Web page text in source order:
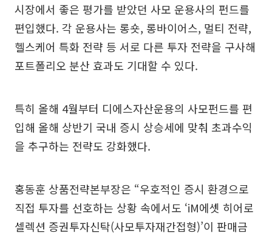
시장에서 좋은 평가를 받았던 사모 운용사의 펀드를
편입했다. 각 운용사는 롱숏, 롱바이어스, 멀티 전략,
헬스케어 특화 전략 등 서로 다른 투자 전략을 구사해
포트폴리오 분산 효과도 기대할 수 있다.
특히 올해 4월부터 디에스자산운용의 사모펀드를 편
입해 올해 상반기 국내 증시 상승세에 맞춰 초과수익
을 추구하는 전략도 강화했다.
홍동훈 상품전략본부장은 “우호적인 증시 환경으로
직접 투자를 선호하는 상황 속에서도 ‘iM에셋 히어로
셀렉션 증권투자신탁(사모투자재간접형)’이 판매금